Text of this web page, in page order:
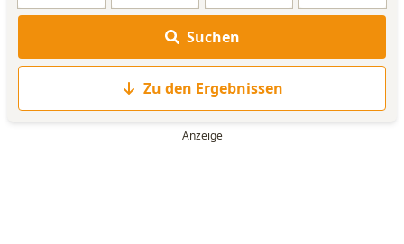
WORTLISTE
Suchen
Zu den Ergebnissen